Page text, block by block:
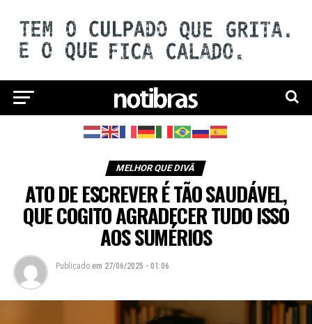
MELHOR QUE DIVÃ
ATO DE ESCREVER É TÃO SAUDÁVEL,
QUE COGITO AGRADECER TUDO ISSO
AOS SUMÉRIOS
Publicado em 27/06/2025 - 01:06